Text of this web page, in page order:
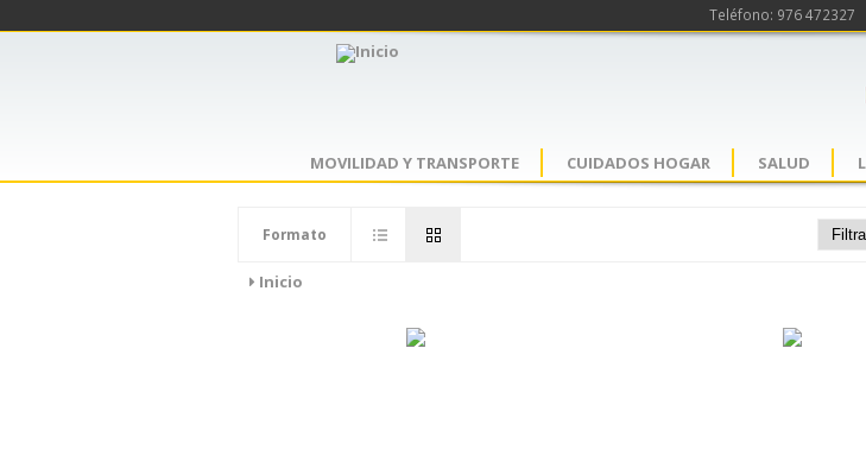
Teléfono: 976 472327
MOVILIDAD Y TRANSPORTE CUIDADOS HOGAR SALUD
Formato
Inicio